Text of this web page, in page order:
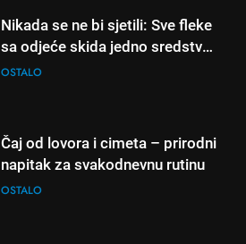
Čaj od lovora i cimeta – prirodni
napitak za svakodnevnu rutinu
OSTALO
ČISTAČ JETRE: Uzmite gutljaj
na prazan stomak i crijeva će
raditi kao sat, zaboravit ćete na
OSTALO
Čaj od lovora i cimeta – prirodni
napitak za svakodnevnu rutinu